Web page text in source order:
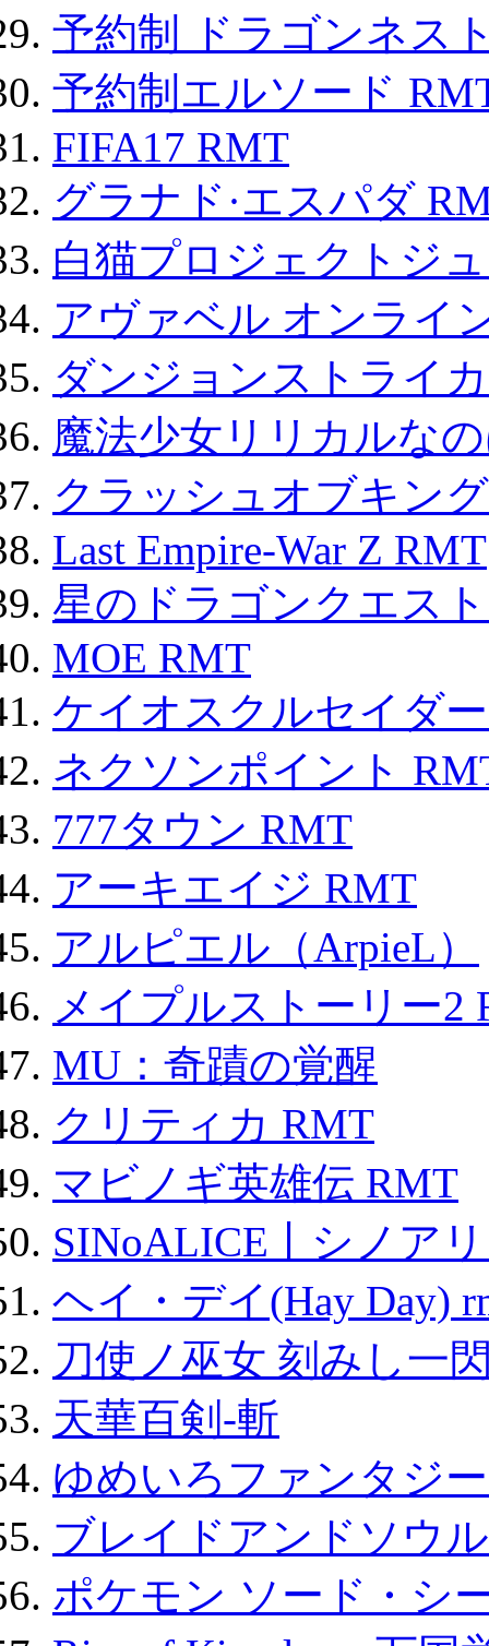
予約制 ドラゴンネス
予約制エルソード
FIFA17 RMT
グラナド·エスパダ
白猫プロジェクトジ
アヴァベル オンライ
ダンジョンストライ
魔法少女リリカルな
クラッシュオブキン
Last Empire-War Z RMT
星のドラゴンクエス
MOE RMT
ケイオスクルセイダ
ネクソンポイント
777タウン RMT
アーキエイジ RMT
アルピエル（ArpieL）
メイプルストーリー2
MU：奇蹟の覚醒
クリティカ RMT
マビノギ英雄伝 RMT
SINoALICE丨シノア
ヘイ・デイ(Hay Day)
刀使ノ巫女 刻みし一
天華百剣-斬
ゆめいろファンタジ
ブレイドアンドソウ
ポケモン ソード・シ